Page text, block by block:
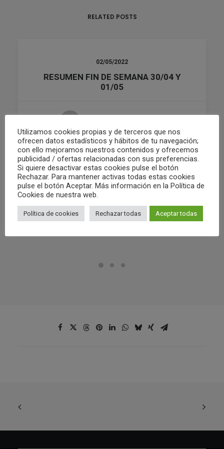
RELATED POSTS
02/05/2022
RESUMEN FIN DE SEMANA 30/04 Y
01/05
Utilizamos cookies propias y de terceros que nos
ofrecen datos estadísticos y hábitos de tu navegación;
con ello mejoramos nuestros contenidos y ofrecemos
publicidad / ofertas relacionadas con sus preferencias.
Si quiere desactivar estas cookies pulse el botón
Rechazar. Para mantener activas todas estas cookies
pulse el botón Aceptar. Más información en la Política de
Cookies de nuestra web.
Política de cookies Rechazar todas Aceptar todas